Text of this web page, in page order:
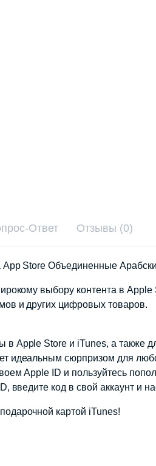
Ответ Отзывы (0)
App Store Объединенные
выбору контента в
и других цифровых товаров.
Apple Store и iTunes, а также
идеальным сюрпризом для
Apple ID и пользуйтесь
введите код в свой аккаунт
картой iTunes!